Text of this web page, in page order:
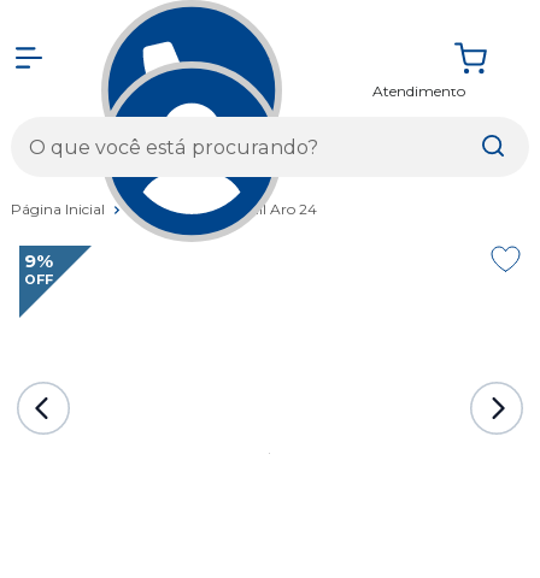
Atendimento
Página Inicial Bicicletas Juvenil Aro 24
9%
OFF